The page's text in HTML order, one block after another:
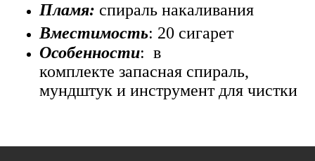
Пламя: спираль накаливания
Вместимость: 20 сигарет
Особенности: в
комплекте запасная спираль,
мундштук и инструмент для чистки